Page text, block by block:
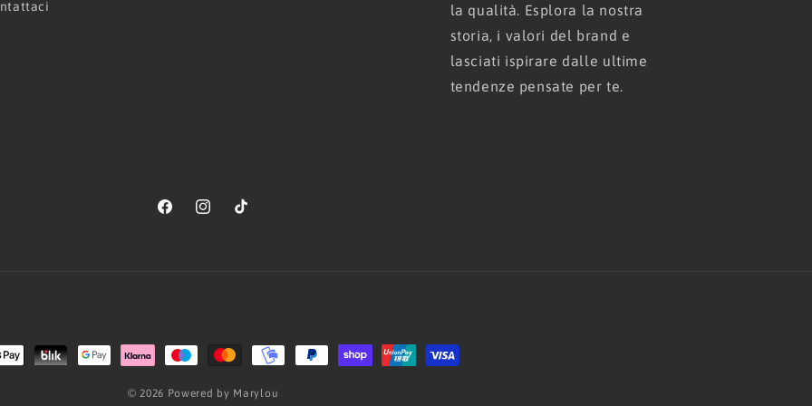
la qualità. Esplora la nostra
storia, i valori del brand e
lasciati ispirare dalle ultime
tendenze pensate per te.
FacebookInstagramTikTok
Metodi
pagamento
© 2026 Powered by Marylou